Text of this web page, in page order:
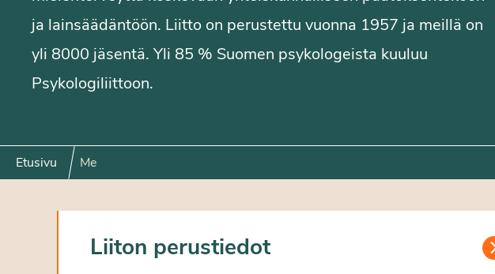
ja lainsäädäntöön. Liitto on perustettu vuonna 1957 ja meillä on
yli 8000 jäsentä. Yli 85 % Suomen psykologeista kuuluu
Psykologiliittoon.
Etusivu Me
Liiton perustiedot